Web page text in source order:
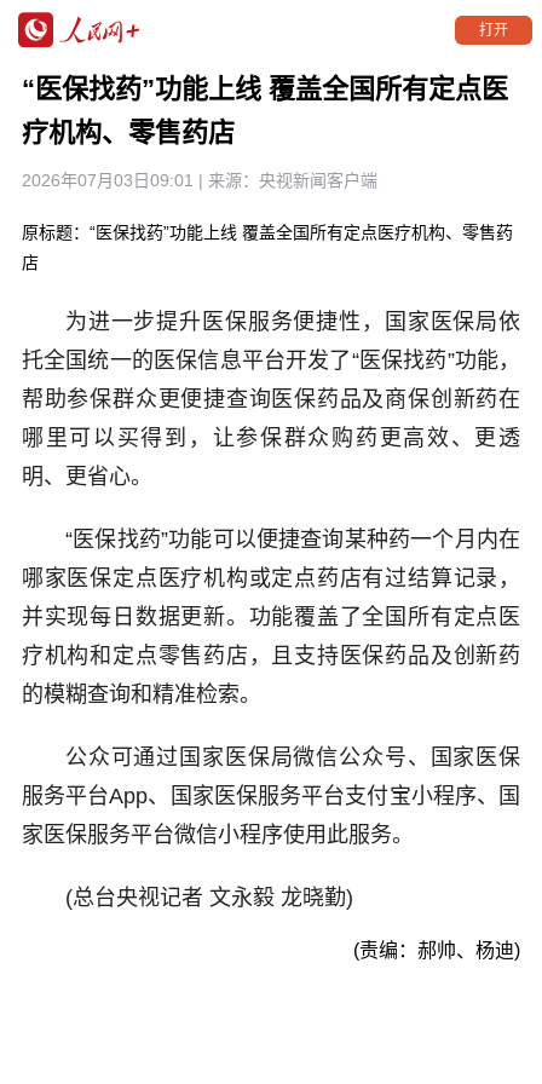
打开
“医保找药”功能上线 覆盖全国所有定点医
疗机构、零售药店
2026年07月03日09:01 | 来源： 央视新闻客户端
原标题：“医保找药”功能上线 覆盖全国所有定点医疗机构、零售药
店
为进一步提升医保服务便捷性，国家医保局依
托全国统一的医保信息平台开发了“医保找药”功能，
帮助参保群众更便捷查询医保药品及商保创新药在
哪里可以买得到，让参保群众购药更高效、更透
明、更省心。
“医保找药”功能可以便捷查询某种药一个月内在
哪家医保定点医疗机构或定点药店有过结算记录，
并实现每日数据更新。功能覆盖了全国所有定点医
疗机构和定点零售药店，且支持医保药品及创新药
的模糊查询和精准检索。
公众可通过国家医保局微信公众号、国家医保
服务平台App、国家医保服务平台支付宝小程序、国
家医保服务平台微信小程序使用此服务。
(总台央视记者 文永毅 龙晓勤)
(责编：郝帅、杨迪)